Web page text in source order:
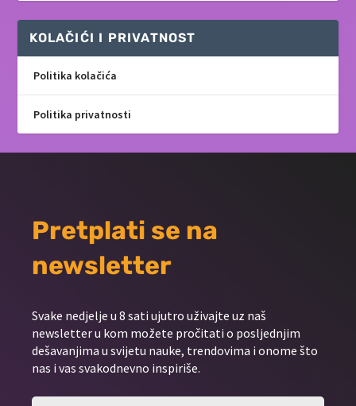
KOLAČIĆI I PRIVATNOST
Politika kolačića
Politika privatnosti
Pretplati se na
newsletter
Svake nedjelje u 8 sati ujutro uživajte uz naš
newsletter u kom možete pročitati o posljednjim
dešavanjima u svijetu nauke, trendovima i onome što
nas i vas svakodnevno inspiriše.